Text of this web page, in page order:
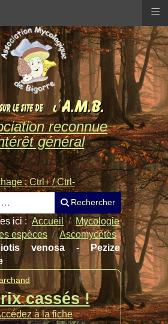
reconnue
général
: Ctrl+ / Ctrl-
Rechercher
ici :Accueil
Mycologie
espèces
Ascomycètes
venosa - Pezize
cassés !
à la fiche
≡